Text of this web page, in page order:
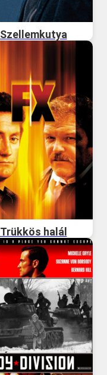
Szellemkutya
Trükkös halál